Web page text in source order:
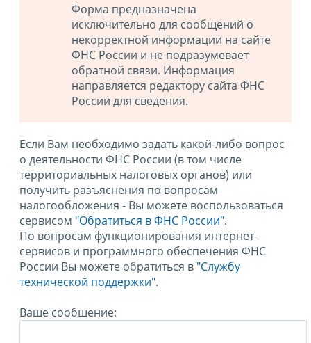
Форма предназначена
исключительно для сообщений о
некорректной информации на сайте
ФНС России и не подразумевает
обратной связи. Информация
направляется редактору сайта ФНС
России для сведения.
Если Вам необходимо задать какой-либо вопрос
о деятельности ФНС России (в том числе
территориальных налоговых органов) или
получить разъяснения по вопросам
налогообложения - Вы можете воспользоваться
сервисом "Обратиться в ФНС России".
По вопросам функционирования интернет-
сервисов и программного обеспечения ФНС
России Вы можете обратиться в "Службу
технической поддержки".
Ваше сообщение: